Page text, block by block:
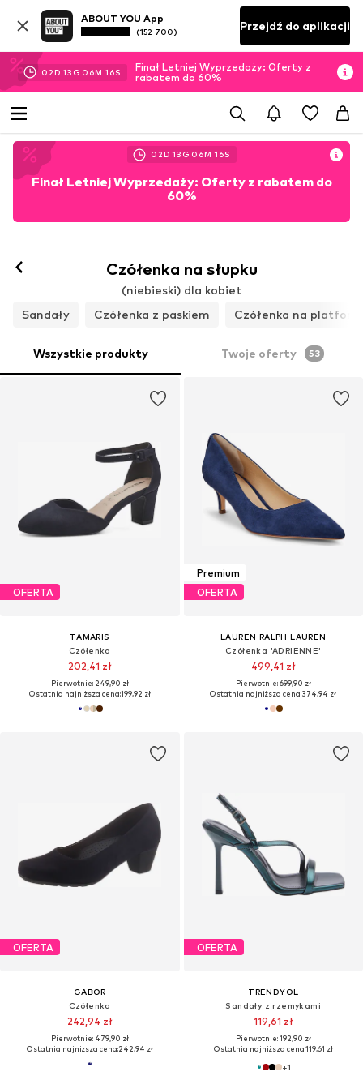
ABOUT YOU App
(152 700) Przejdź do aplikacji
02D 13 G 06M 13S
Finał Letniej Wyprzedaży: Oferty z
rabatem do 60%
02D 13 G 06M 13S
Finał Letniej Wyprzedaży: Oferty z rabatem do
60%
Czółenka na słupku
(niebieski) dla kobiet
Sandały
Czółenka z paskiem Czółenka na
Wszystkie produkty Twoje oferty 53
OFERTA
TAMARIS
Czółenka
202,41 zł
Pierwotnie: 249,90 zł
Ostatnia najniższa cena:199,92 zł
Premium
OFERTA
LAUREN RALPH LAUREN
Czółenka 'ADRIENNE'
499,41 zł
Pierwotnie: 699,90 zł
Ostatnia najniższa cena:374,94 zł
OFERTA
GABOR
Czółenka
242,94 zł
Pierwotnie: 479,90 zł
Ostatnia najniższa cena:242,94 zł
OFERTA
TRENDYOL
Sandały z rzemykami
119,61 zł
Pierwotnie: 192,90 zł
Ostatnia najniższa cena:119,61 zł
+1